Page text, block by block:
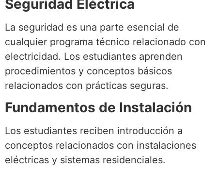
Seguridad Eléctrica
La seguridad es una parte esencial de
cualquier programa técnico relacionado con
electricidad. Los estudiantes aprenden
procedimientos y conceptos básicos
relacionados con prácticas seguras.
Fundamentos de Instalación
Los estudiantes reciben introducción a
conceptos relacionados con instalaciones
eléctricas y sistemas residenciales.